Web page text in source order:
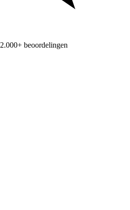
2.000+ beoordelingen